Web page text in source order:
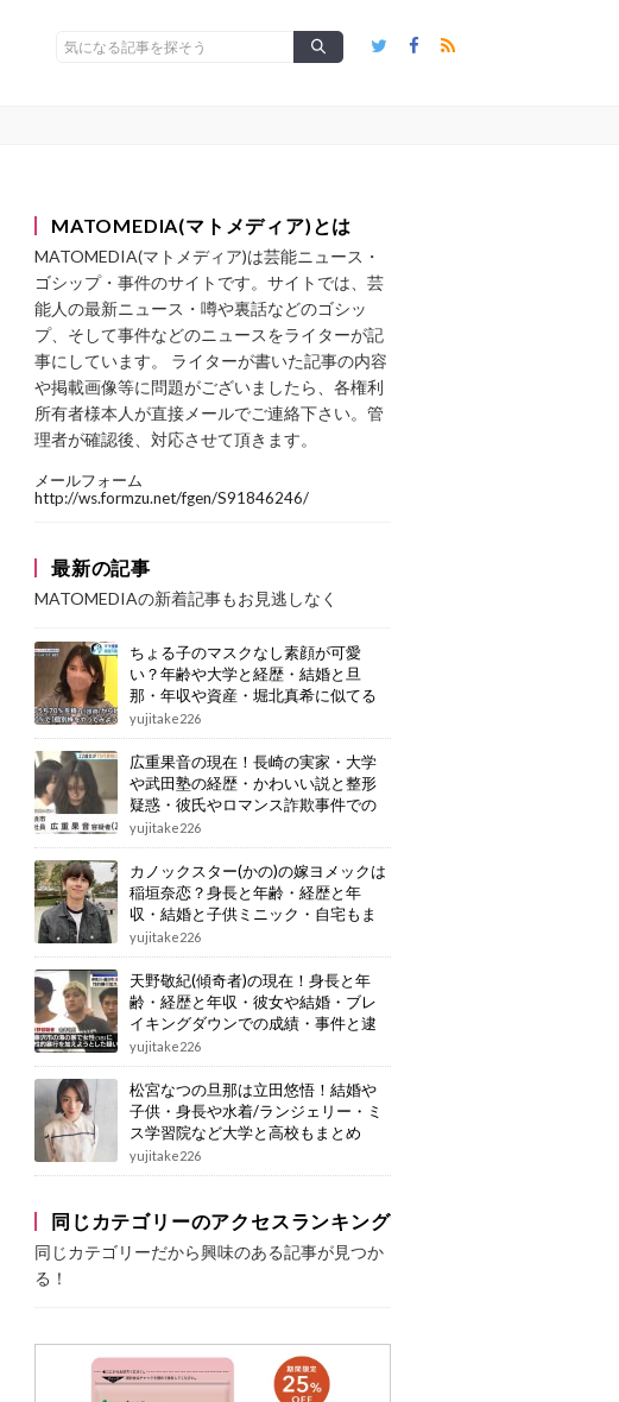
MATOMEDIA(マトメディア)とは
MATOMEDIA(マトメディア)は芸能ニュース・
ゴシップ・事件のサイトです。サイトでは、芸
能人の最新ニュース・噂や裏話などのゴシッ
プ、そして事件などのニュースをライターが記
事にしています。 ライターが書いた記事の内容
や掲載画像等に問題がございましたら、各権利
所有者様本人が直接メールでご連絡下さい。管
理者が確認後、対応させて頂きます。
メールフォーム
http://ws.formzu.net/fgen/S91846246/
最新の記事
MATOMEDIAの新着記事もお見逃しなく
ちょる子のマスクなし素顔が可愛
い？年齢や大学と経歴・結婚と旦
那・年収や資産・堀北真希に似てる
画像もまとめ
yujitake226
広重果音の現在！長崎の実家・大学
や武田塾の経歴・かわいい説と整形
疑惑・彼氏やロマンス詐欺事件での
逮捕もまとめ
yujitake226
カノックスター(かの)の嫁ヨメックは
稲垣奈恋？身長と年齢・経歴と年
収・結婚と子供ミニック・自宅もま
とめ
yujitake226
天野敬紀(傾奇者)の現在！身長と年
齢・経歴と年収・彼女や結婚・ブレ
イキングダウンでの成績・事件と逮
捕もまとめ
yujitake226
松宮なつの旦那は立田悠悟！結婚や
子供・身長や水着/ランジェリー・ミ
ス学習院など大学と高校もまとめ
yujitake226
同じカテゴリーのアクセスランキング
同じカテゴリーだから興味のある記事が見つか
る！